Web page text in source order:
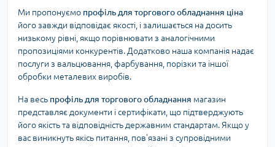
Ми пропонуємо профіль для торгового обладнання ціна
його завжди відповідає якості, і залишається на досить
низькому рівні, якщо порівнювати з аналогічними
пропозиціями конкурентів. Додатково наша компанія надає
послуги з вальцювання, фарбування, порізки та іншої
обробки металевих виробів.
На весь профіль для торгового обладнання магазин
представляє документи і сертифікати, що підтверджують
його якість та відповідність державним стандартам. Якщо у
вас виникнуть якісь питання, пов'язані з супровідними